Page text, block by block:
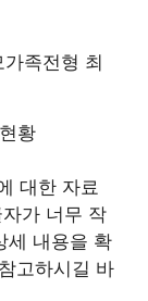
족전형 최
황
대한 자료
가 너무 작
세 내용을 확
고하시길 바